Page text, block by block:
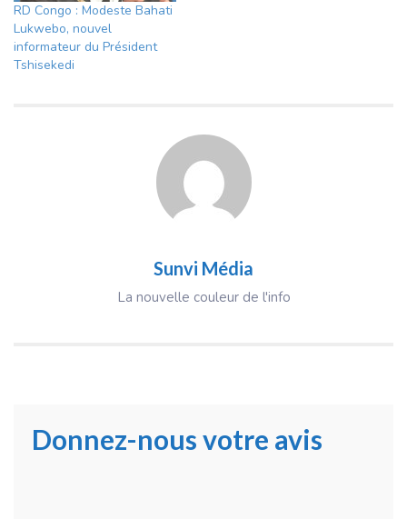
RD Congo : Modeste Bahati
Lukwebo, nouvel
informateur du Président
Tshisekedi
Sunvi Média
La nouvelle couleur de l'info
Donnez-nous votre avis